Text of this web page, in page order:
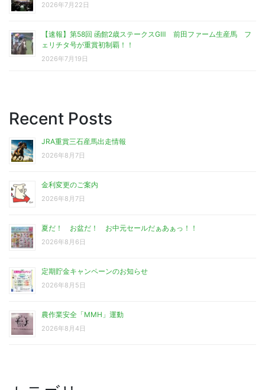
2026年7月22日
【速報】第58回 函館2歳ステークスGⅢ 前田ファーム生産馬 フ
ェリチタ号が重賞初制覇！！
2026年7月19日
Recent Posts
JRA重賞三石産馬出走情報
2026年8月7日
金利変更のご案内
2026年8月7日
夏だ！ お盆だ！ お中元セールだぁあぁっ！！
2026年8月6日
定期貯金キャンペーンのお知らせ
2026年8月5日
農作業安全「MMH」運動
2026年8月4日